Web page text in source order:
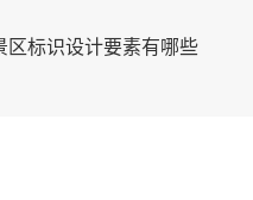
区标识设计要素有哪些